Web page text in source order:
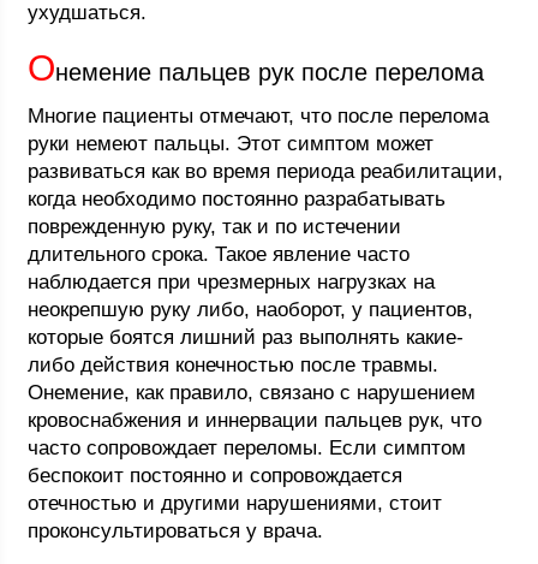
ухудшаться.
Онемение пальцев рук после перелома
Многие пациенты отмечают, что после перелома
руки немеют пальцы. Этот симптом может
развиваться как во время периода реабилитации,
когда необходимо постоянно разрабатывать
поврежденную руку, так и по истечении
длительного срока. Такое явление часто
наблюдается при чрезмерных нагрузках на
неокрепшую руку либо, наоборот, у пациентов,
которые боятся лишний раз выполнять какие-
либо действия конечностью после травмы.
Онемение, как правило, связано с нарушением
кровоснабжения и иннервации пальцев рук, что
часто сопровождает переломы. Если симптом
беспокоит постоянно и сопровождается
отечностью и другими нарушениями, стоит
проконсультироваться у врача.